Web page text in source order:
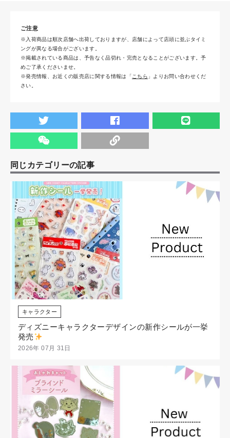
ご注意
※入荷商品は順次店舗へ出荷しておりますが、店舗によって店頭に並ぶタイミ
ングが異なる場合がございます。
※掲載されている商品は、予告なく品切れ・完売となることがございます。予
めご了承くださいませ。
※発売情報、お近くの販売店に関する情報は「 こちら 」よりお問い合わせくだ
さい。
同じカテゴリーの記事
キャラクター
ディズニーキャラクターデザインの新作シールが一挙
発売
2026年 07月 31日